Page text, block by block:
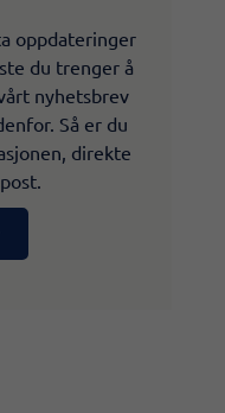
oppdateringer
du trenger å
nyhetsbrev
Så er du
direkte